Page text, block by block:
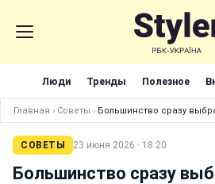
Люди Тренды Полезное
Главная › Советы › Большинство сразу
СОВЕТЫ 23 июня 2026 · 18:20
Большинство сразу